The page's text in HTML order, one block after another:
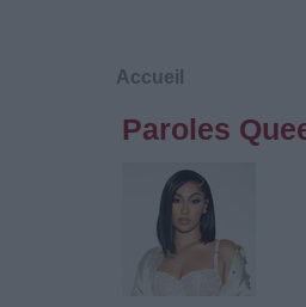
Accueil
Paroles